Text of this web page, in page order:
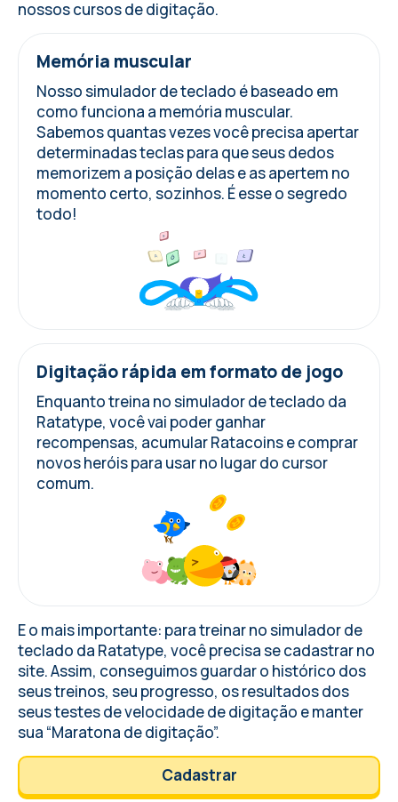
nossos cursos de digitação.
Memória muscular
Nosso simulador de teclado é baseado em
como funciona a memória muscular.
Sabemos quantas vezes você precisa apertar
determinadas teclas para que seus dedos
memorizem a posição delas e as apertem no
momento certo, sozinhos. É esse o segredo
todo!
Digitação rápida em formato de jogo
Enquanto treina no simulador de teclado da
Ratatype, você vai poder ganhar
recompensas, acumular Ratacoins e comprar
novos heróis para usar no lugar do cursor
comum.
E o mais importante: para treinar no simulador de
teclado da Ratatype, você precisa se cadastrar no
site. Assim, conseguimos guardar o histórico dos
seus treinos, seu progresso, os resultados dos
seus testes de velocidade de digitação e manter
sua “Maratona de digitação”.
Cadastrar